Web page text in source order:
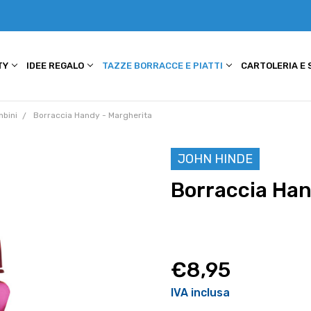
IDEE REGALO TAZZE BORRACCE E PIATTI CARTOLERIA E
Borraccia Handy - Margherita
JOHN HINDE
Borraccia
€8,95
IVA inclusa